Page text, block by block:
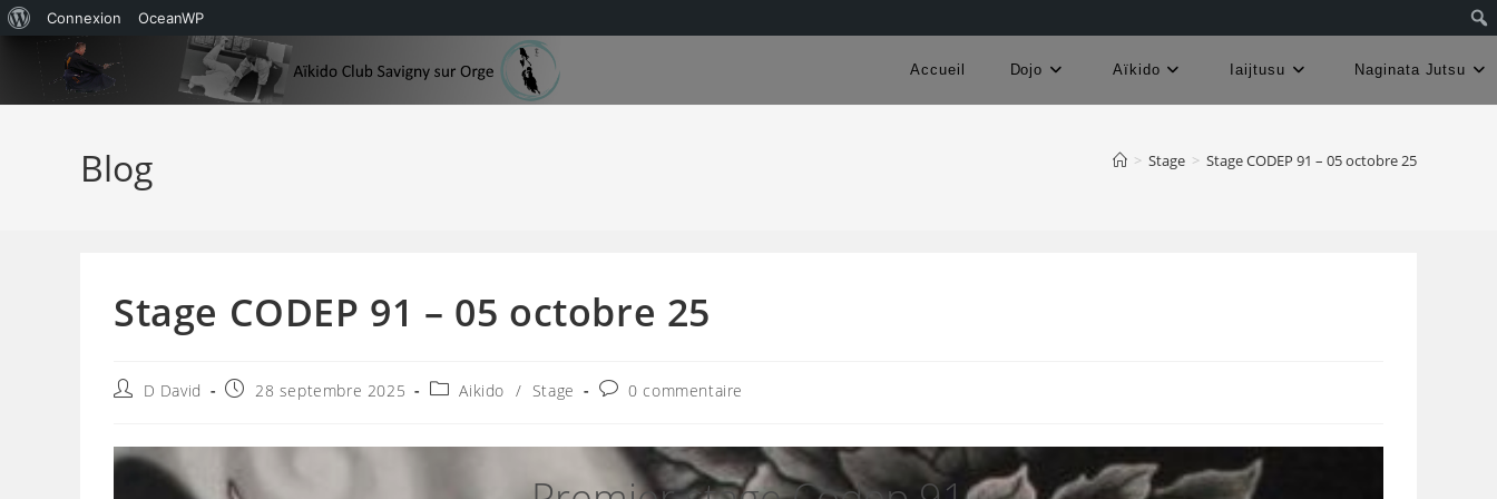
propos
Connexion OceanWP
content
Accueil Dojo Aïkido Iaijtusu Naginata Jutsu
Blog > Stage > Stage CODEP 91 – 05 octobre 25
Stage CODEP 91 – 05 octobre 25
Auteur/autrice
publication :
D David
Publication
28 septembre 2025
PostAikido / Stage
Commentaires
publication :
0 commentaire